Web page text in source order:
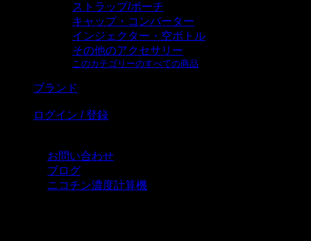
ストラップ/ポーチ
キャップ・コンバーター
インジェクター・空ボトル
その他のアクセサリー
このカテゴリーのすべての商品
ブランド
ログイン / 登録
お問い合わせ
ブログ
ニコチン濃度計算機